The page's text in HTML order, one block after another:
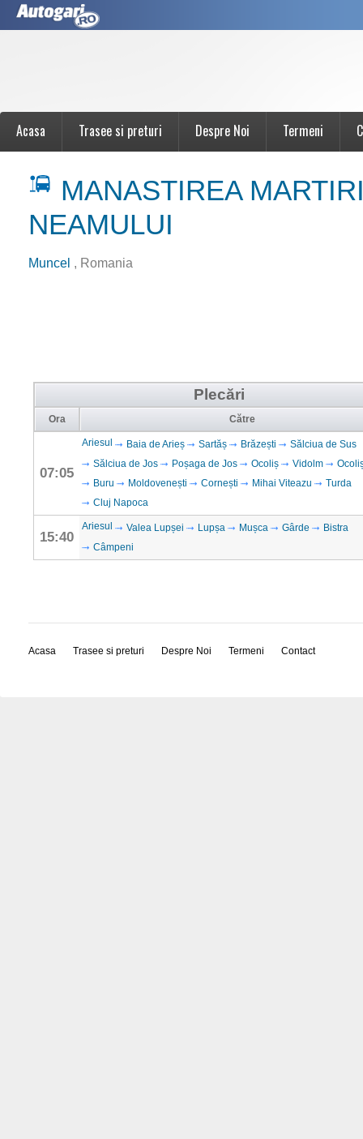
Acasa Trasee si preturi Despre Noi Termeni
MANASTIREA
NEAMULUI
Muncel , Romania
Plecări
Ora Către
07:05
Ariesul Baia de Arieș Sartăș Brăzești
Sălciua de Sus
Sălciua de Jos
Poșaga de Jos Ocoliș Vidolm
Buru
Moldovenești Cornești Mihai Viteazu
Turda
Cluj Napoca
15:40
Ariesul Valea Lupșei Lupșa Mușca Gârde
Bistra
Câmpeni
Acasa Trasee si preturi Despre Noi Termeni Contact